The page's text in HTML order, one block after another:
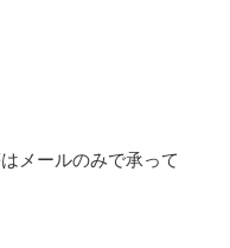
メールのみで承って